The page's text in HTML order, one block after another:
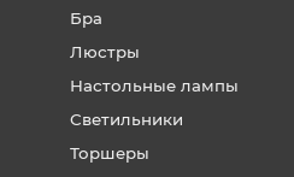
Бра
Люстры
Настольные лампы
Светильники
Торшеры